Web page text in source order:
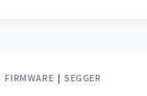
|FIRMWARE | SEGGER